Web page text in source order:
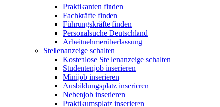
Praktikanten finden
Fachkräfte finden
Führungskräfte finden
Personalsuche Deutschland
Arbeitnehmerüberlassung
Stellenanzeige schalten
Kostenlose Stellenanzeige schalten
Studentenjob inserieren
Minijob inserieren
Ausbildungsplatz inserieren
Nebenjob inserieren
Praktikumsplatz inserieren